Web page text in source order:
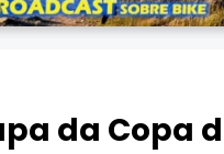
da Copa